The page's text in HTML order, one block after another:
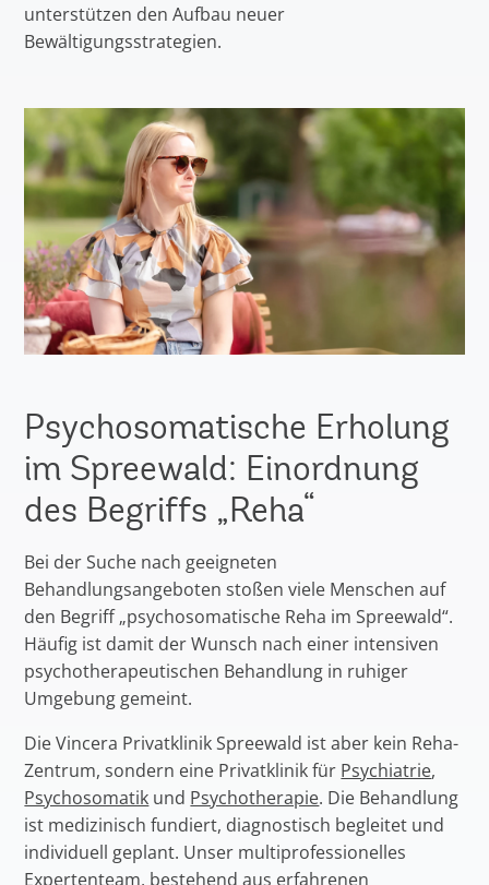
unterstützen den Aufbau neuer
Bewältigungsstrategien.
Psychosomatische Erholung
im Spreewald: Einordnung
des Begriffs „Reha“
Bei der Suche nach geeigneten
Behandlungsangeboten stoßen viele Menschen auf
den Begriff „psychosomatische Reha im Spreewald“.
Häufig ist damit der Wunsch nach einer intensiven
psychotherapeutischen Behandlung in ruhiger
Umgebung gemeint.
Die Vincera Privatklinik Spreewald ist aber kein Reha-
Zentrum, sondern eine Privatklinik für Psychiatrie,
Psychosomatik und Psychotherapie. Die Behandlung
ist medizinisch fundiert, diagnostisch begleitet und
individuell geplant. Unser multiprofessionelles
Expertenteam, bestehend aus erfahrenen